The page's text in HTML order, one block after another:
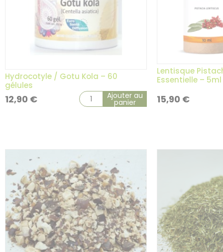
Hydrocotyle / Gotu Kola – 60
gélules
12,90 € Ajouter au
panier
Lentisque
Essentielle – 5ml
15,90 €